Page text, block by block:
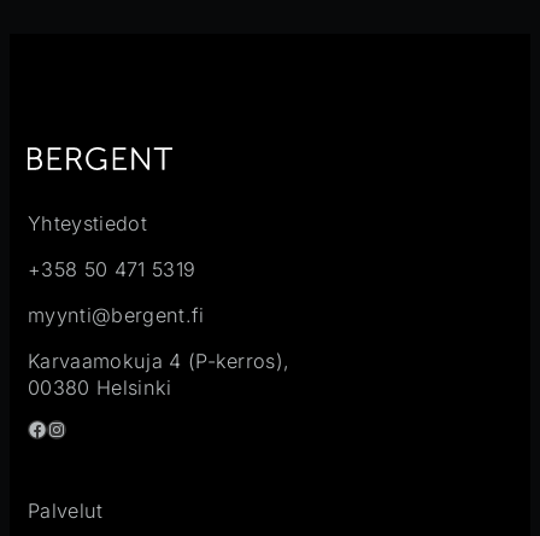
Yhteystiedot
+358 50 471 5319
myynti@bergent.fi
Karvaamokuja 4 (P-kerros),
00380 Helsinki
Facebook
Instagram
Palvelut